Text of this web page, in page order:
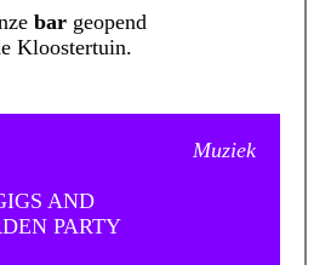
bar geopend
Kloostertuin.
AND
PARTY
Muziek